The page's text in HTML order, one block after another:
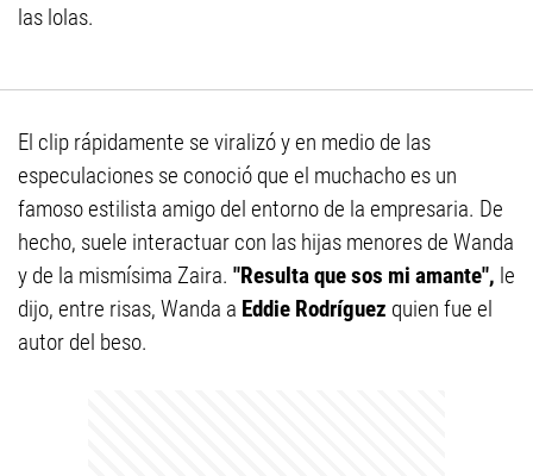
las lolas.
El clip rápidamente se viralizó y en medio de las
especulaciones se conoció que el muchacho es un
famoso estilista amigo del entorno de la empresaria. De
hecho, suele interactuar con las hijas menores de Wanda
y de la mismísima Zaira. "Resulta que sos mi amante", le
dijo, entre risas, Wanda a Eddie Rodríguez quien fue el
autor del beso.